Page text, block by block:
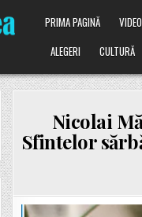
PRIMA PAGINĂ VIDEO
ALEGERI
CULTURĂ
Nicolai
Sfintelor